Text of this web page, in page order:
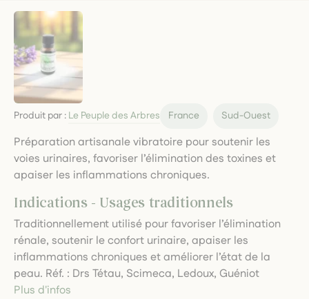
Produit par : Le Peuple des Arbres France Sud-Ouest
Préparation artisanale vibratoire pour soutenir les
voies urinaires, favoriser l’élimination des toxines et
apaiser les inflammations chroniques.
Indications - Usages traditionnels
Traditionnellement utilisé pour favoriser l’élimination
rénale, soutenir le confort urinaire, apaiser les
inflammations chroniques et améliorer l’état de la
peau. Réf. : Drs Tétau, Scimeca, Ledoux, Guéniot
Plus d'infos